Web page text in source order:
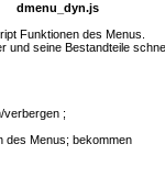
dmenu_dyn.js
Funktionen des Menus.
und seine Bestandteile
;
Menus; bekommen